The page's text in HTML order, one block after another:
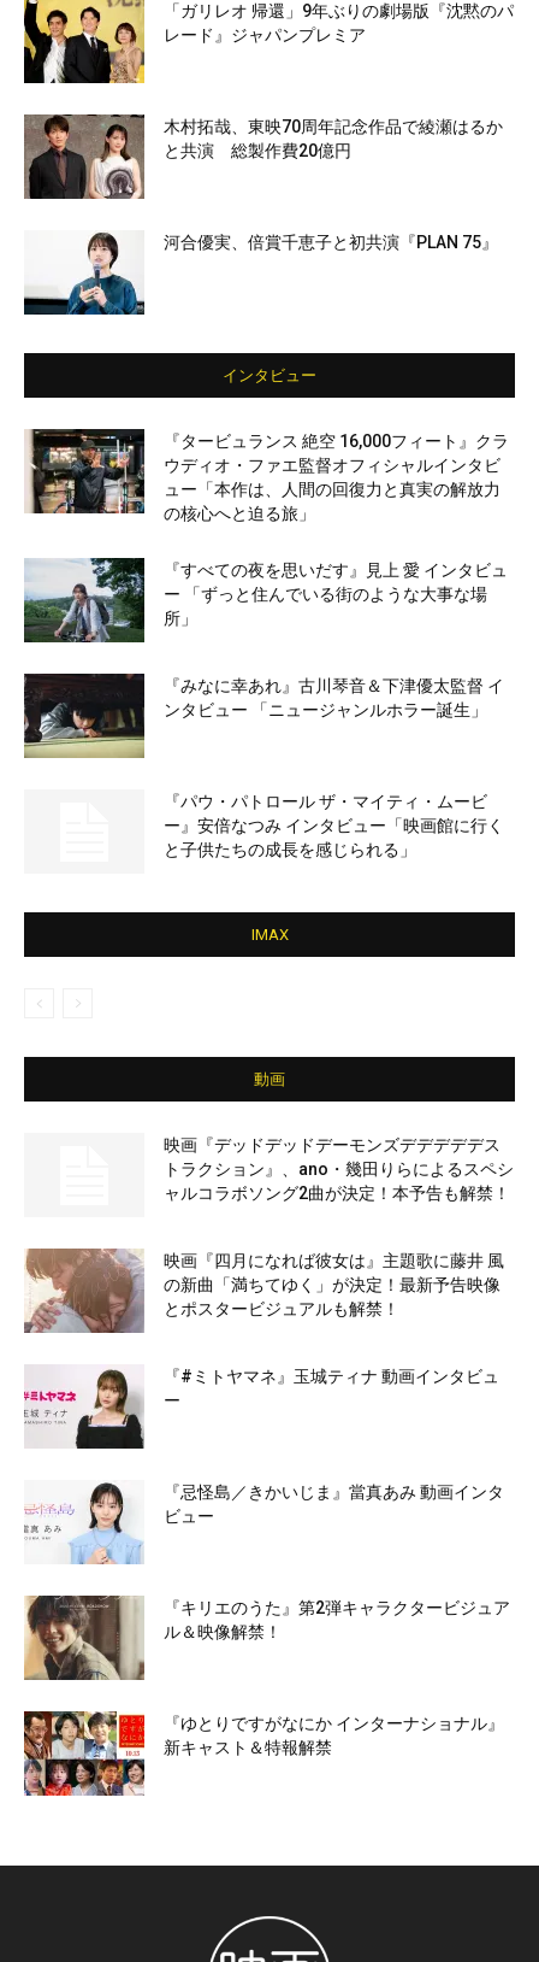
「ガリレオ 帰還」9年ぶりの劇場版『沈黙のパ
レード』ジャパンプレミア
木村拓哉、東映70周年記念作品で綾瀬はるか
と共演 総製作費20億円
河合優実、倍賞千恵子と初共演『PLAN 75』
インタビュー
『タービュランス 絶空 16,000フィート』クラ
ウディオ・ファエ監督オフィシャルインタビ
ュー「本作は、人間の回復力と真実の解放力
の核心へと迫る旅」
『すべての夜を思いだす』見上 愛 インタビュ
ー 「ずっと住んでいる街のような大事な場
所」
『みなに幸あれ』古川琴音＆下津優太監督 イ
ンタビュー 「ニュージャンルホラー誕生」
『パウ・パトロール ザ・マイティ・ムービ
ー』安倍なつみ インタビュー「映画館に行く
と子供たちの成長を感じられる」
IMAX
動画
映画『デッドデッドデーモンズデデデデデス
トラクション』、ano・幾田りらによるスペシ
ャルコラボソング2曲が決定！本予告も解禁！
映画『四月になれば彼女は』主題歌に藤井 風
の新曲「満ちてゆく」が決定！最新予告映像
とポスタービジュアルも解禁！
『#ミトヤマネ』玉城ティナ 動画インタビュ
ー
『忌怪島／きかいじま』當真あみ 動画インタ
ビュー
『キリエのうた』第2弾キャラクタービジュア
ル＆映像解禁！
『ゆとりですがなにか インターナショナル』
新キャスト＆特報解禁